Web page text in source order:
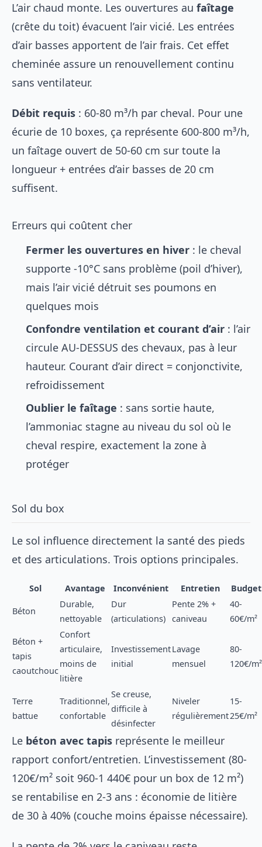
L’air chaud monte. Les ouvertures au faîtage
(crête du toit) évacuent l’air vicié. Les entrées
d’air basses apportent de l’air frais. Cet effet
cheminée assure un renouvellement continu
sans ventilateur.
Débit requis : 60-80 m³/h par cheval. Pour une
écurie de 10 boxes, ça représente 600-800 m³/h,
un faîtage ouvert de 50-60 cm sur toute la
longueur + entrées d’air basses de 20 cm
suffisent.
Erreurs qui coûtent cher
Fermer les ouvertures en hiver : le cheval
supporte -10°C sans problème (poil d’hiver),
mais l’air vicié détruit ses poumons en
quelques mois
Confondre ventilation et courant d’air : l’air
circule AU-DESSUS des chevaux, pas à leur
hauteur. Courant d’air direct = conjonctivite,
refroidissement
Oublier le faîtage : sans sortie haute,
l’ammoniac stagne au niveau du sol où le
cheval respire, exactement la zone à
protéger
Sol du box
Le sol influence directement la santé des pieds
et des articulations. Trois options principales.
Sol Avantage Inconvénient Entretien Budget
Béton
Durable,
nettoyable
Dur
(articulations)
Pente 2% +
caniveau
40-
60€/m²
Béton +
tapis
caoutchouc
Confort
articulaire,
moins de
litière
Investissement
initial
Lavage
mensuel
80-
120€/m²
Terre
battue
Traditionnel,
confortable
Se creuse,
difficile à
désinfecter
Niveler
régulièrement
15-
25€/m²
Le béton avec tapis représente le meilleur
rapport confort/entretien. L’investissement (80-
120€/m² soit 960-1 440€ pour un box de 12 m²)
se rentabilise en 2-3 ans : économie de litière
de 30 à 40% (couche moins épaisse nécessaire).